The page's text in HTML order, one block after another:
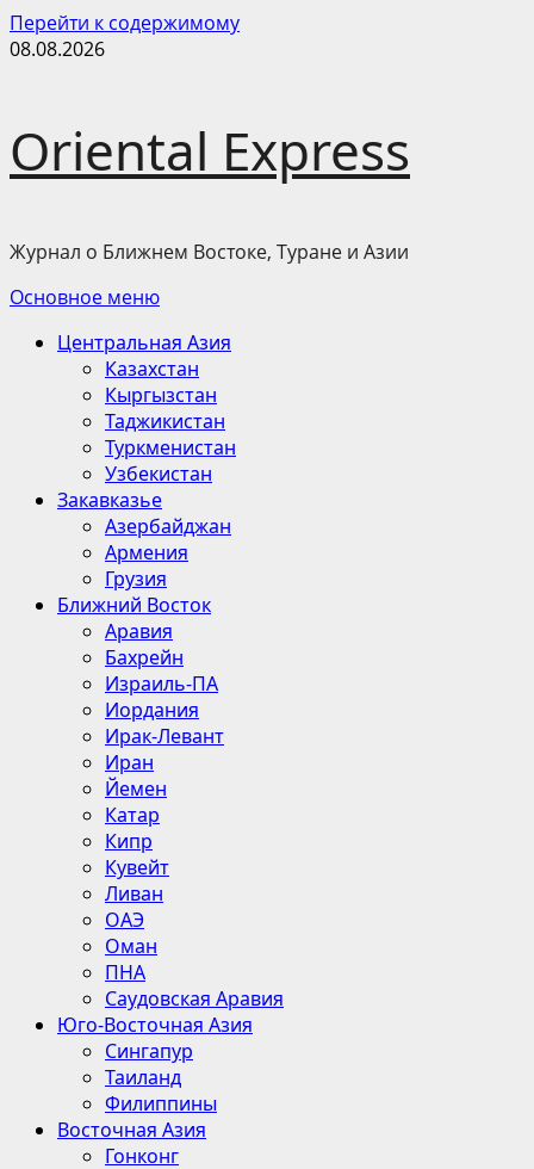
Перейти к содержимому
08.08.2026
Oriental Express
Журнал о Ближнем Востоке, Туране и Азии
Основное меню
Центральная Азия
Казахстан
Кыргызстан
Таджикистан
Туркменистан
Узбекистан
Закавказье
Азербайджан
Армения
Грузия
Ближний Восток
Аравия
Бахрейн
Израиль-ПА
Иордания
Ирак-Левант
Иран
Йемен
Катар
Кипр
Кувейт
Ливан
ОАЭ
Оман
ПНА
Саудовская Аравия
Юго-Восточная Азия
Сингапур
Таиланд
Филиппины
Восточная Азия
Гонконг